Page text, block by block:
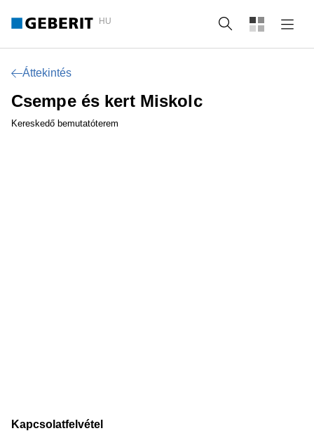
HU Keresés
Áttekintés
Csempe és kert Miskolc
Kereskedő bemutatóterem
Kapcsolatfelvétel